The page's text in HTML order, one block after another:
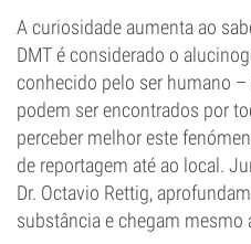
A curiosidade aumenta ao
DMT é considerado o
conhecido pelo ser humano
podem ser encontrados por
perceber melhor este
de reportagem até ao local.
Dr. Octavio Rettig,
substância e chegam mesmo